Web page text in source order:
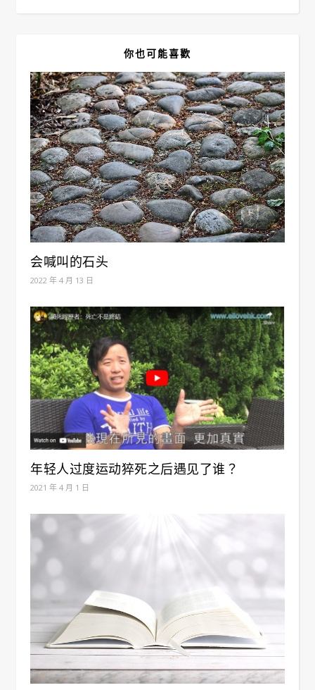
你也可能喜歡
会喊叫的石头
2022 年 4 月 13 日
年轻人过度运动猝死之后遇见了谁？
2021 年 4 月 1 日